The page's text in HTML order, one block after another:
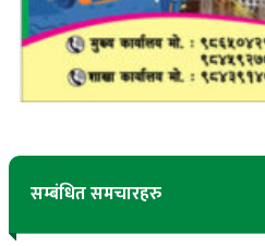
सम्बंधित समचारहरु